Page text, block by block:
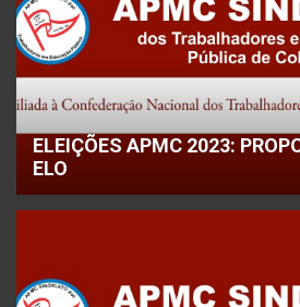
ELEIÇÕES APMC 2023:
ELO